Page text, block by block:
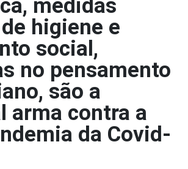
medidas
higiene e
social,
no pensamento
são a
arma contra a
da Covid-